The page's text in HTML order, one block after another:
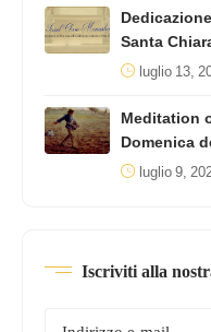
Santa
luglio 13,
Meditation
Domenica
luglio 9,
Iscriviti alla